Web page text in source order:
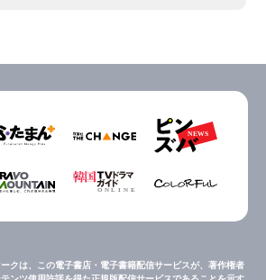
ークは、この電子書店・電子書籍配信サービスが、著作権者